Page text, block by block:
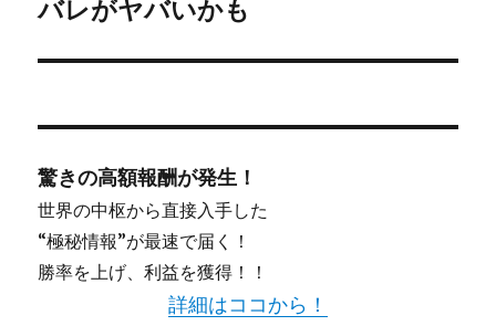
ン
バレがヤバいかも
驚きの高額報酬が発生！
世界の中枢から直接入手した
“極秘情報”が最速で届く！
勝率を上げ、利益を獲得！！
詳細はココから！